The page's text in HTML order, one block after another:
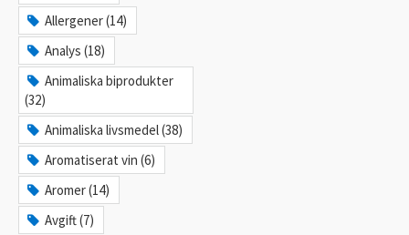
Allergener (14)
Analys (18)
Animaliska biprodukter
(32)
Animaliska livsmedel (38)
Aromatiserat vin (6)
Aromer (14)
Avgift (7)